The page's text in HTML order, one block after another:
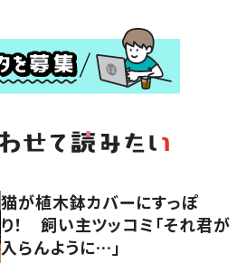
猫が植木鉢カバーにすっぽ
り！ 飼い主ツッコミ「それ君が
入らんように…」